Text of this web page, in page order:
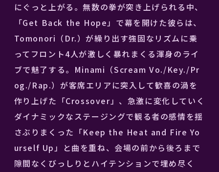
にぐっと上がる。無数の拳が突き上げられる中、
「Get Back the Hope」で幕を開けた彼らは、
Tomonori（Dr.）が繰り出す強固なリズムに乗
ってフロント4人が激しく暴れまくる渾身のライ
ブで魅了する。Minami（Scream Vo./Key./Pr
og./Rap.）が客席エリアに突入して歓喜の渦を
作り上げた「Crossover」、急激に変化していく
ダイナミックなステージングで観る者の感情を揺
さぶりまくった「Keep the Heat and Fire Yo
urself Up」と曲を重ね、会場の前から後ろまで
隙間なくびっしりとハイテンションで埋め尽く